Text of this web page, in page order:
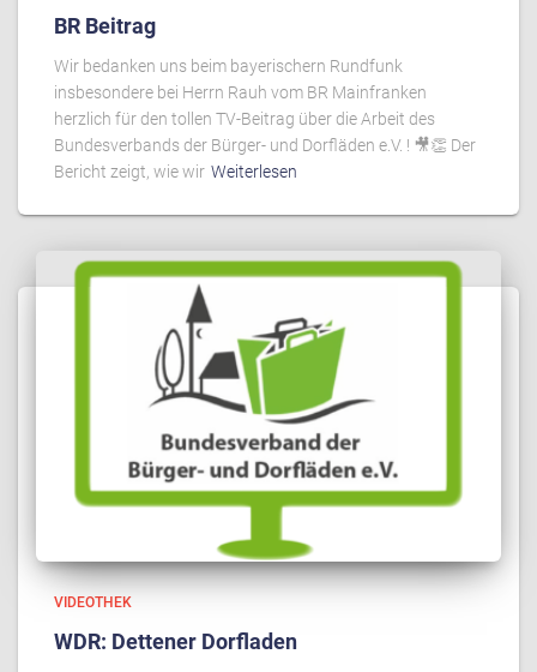
BR Beitrag
Wir bedanken uns beim bayerischern Rundfunk
insbesondere bei Herrn Rauh vom BR Mainfranken
herzlich für den tollen TV-Beitrag über die Arbeit des
Bundesverbands der Bürger- und Dorfläden e.V. ! 🎥👏 Der
Bericht zeigt, wie wir Weiterlesen
VIDEOTHEK
WDR: Dettener Dorfladen